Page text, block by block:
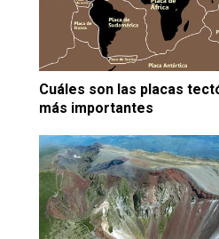
Cuáles son las placas
más importantes